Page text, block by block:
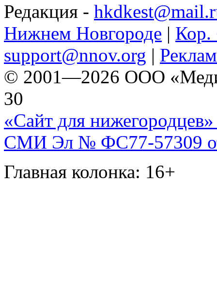
Редакция -
Нижнем Новгороде | Кор.
support@nnov.org |
© 2001—2026 ООО
30
«Сайт для нижегородцев»
СМИ Эл № ФС77-57309
Главная колонка: 16+